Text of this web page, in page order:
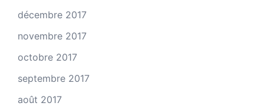
décembre 2017
novembre 2017
octobre 2017
septembre 2017
août 2017